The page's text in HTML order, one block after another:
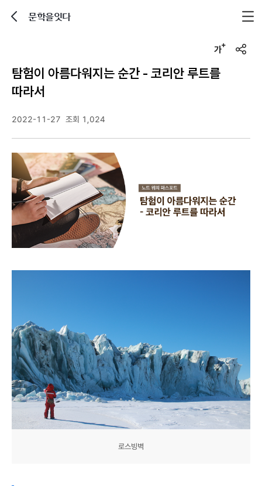
문학을잇다
u
탐험이 아름다워지는 순간 - 코리안 루트를
따라서
2022-11-27 조회 1,024
로스빙벽